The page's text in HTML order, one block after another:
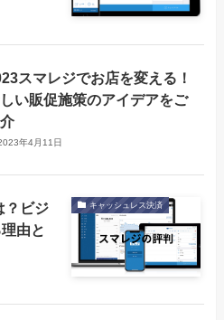
スマレジでお店を変える！
い販促施策のアイデアをご
年4月11日
キャッシュレス決済
？ビジ
由と